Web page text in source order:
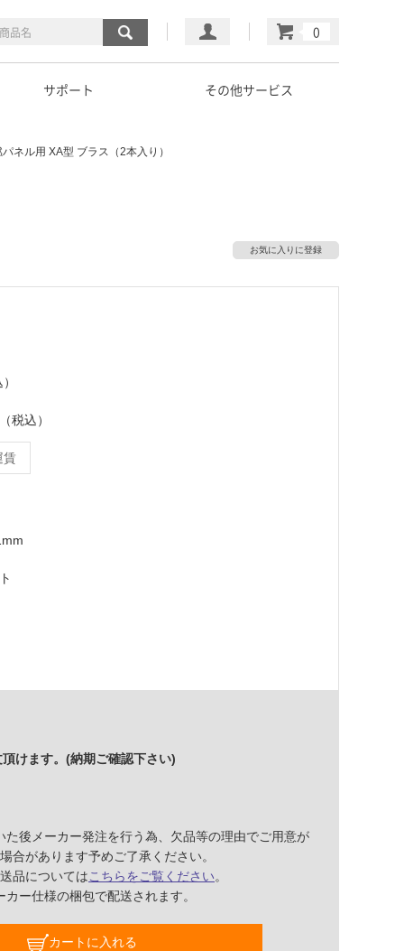
マイページ
カート
サポート その他サービス
ネル用 XA型 ブラス（2本入り）
お気に入りに登録
税込）
賃
けます。(納期ご確認下さい)
た後メーカー発注を行う為、欠品等の理由でご用意が
合があります予めご了承ください。
品についてはこちらをご覧ください。
ー仕様の梱包で配送されます。
カートに入れる